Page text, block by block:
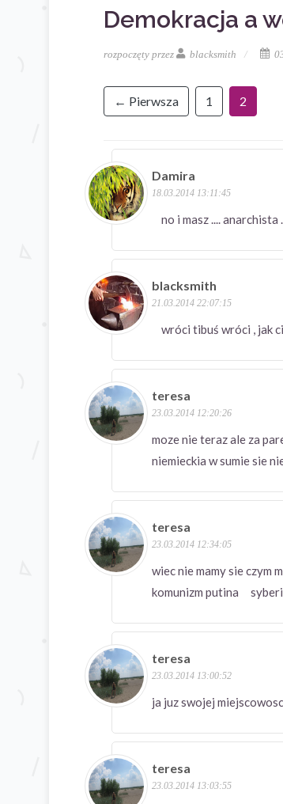
Demokracja a
rozpoczęty przez blacksmith
← Pierwsza 1 2
Damira
18.03.2014 13:11:45
no i masz ....
blacksmith
21.03.2014 22:07:15
wróci tibuś wróci , jak
teresa
23.03.2014 12:20:26
moze nie teraz ale za
niemieckia w sumie sie
teresa
23.03.2014 12:34:05
wiec nie mamy sie czym
komunizm putina
teresa
23.03.2014 13:00:52
ja juz swojej
teresa
23.03.2014 13:03:55